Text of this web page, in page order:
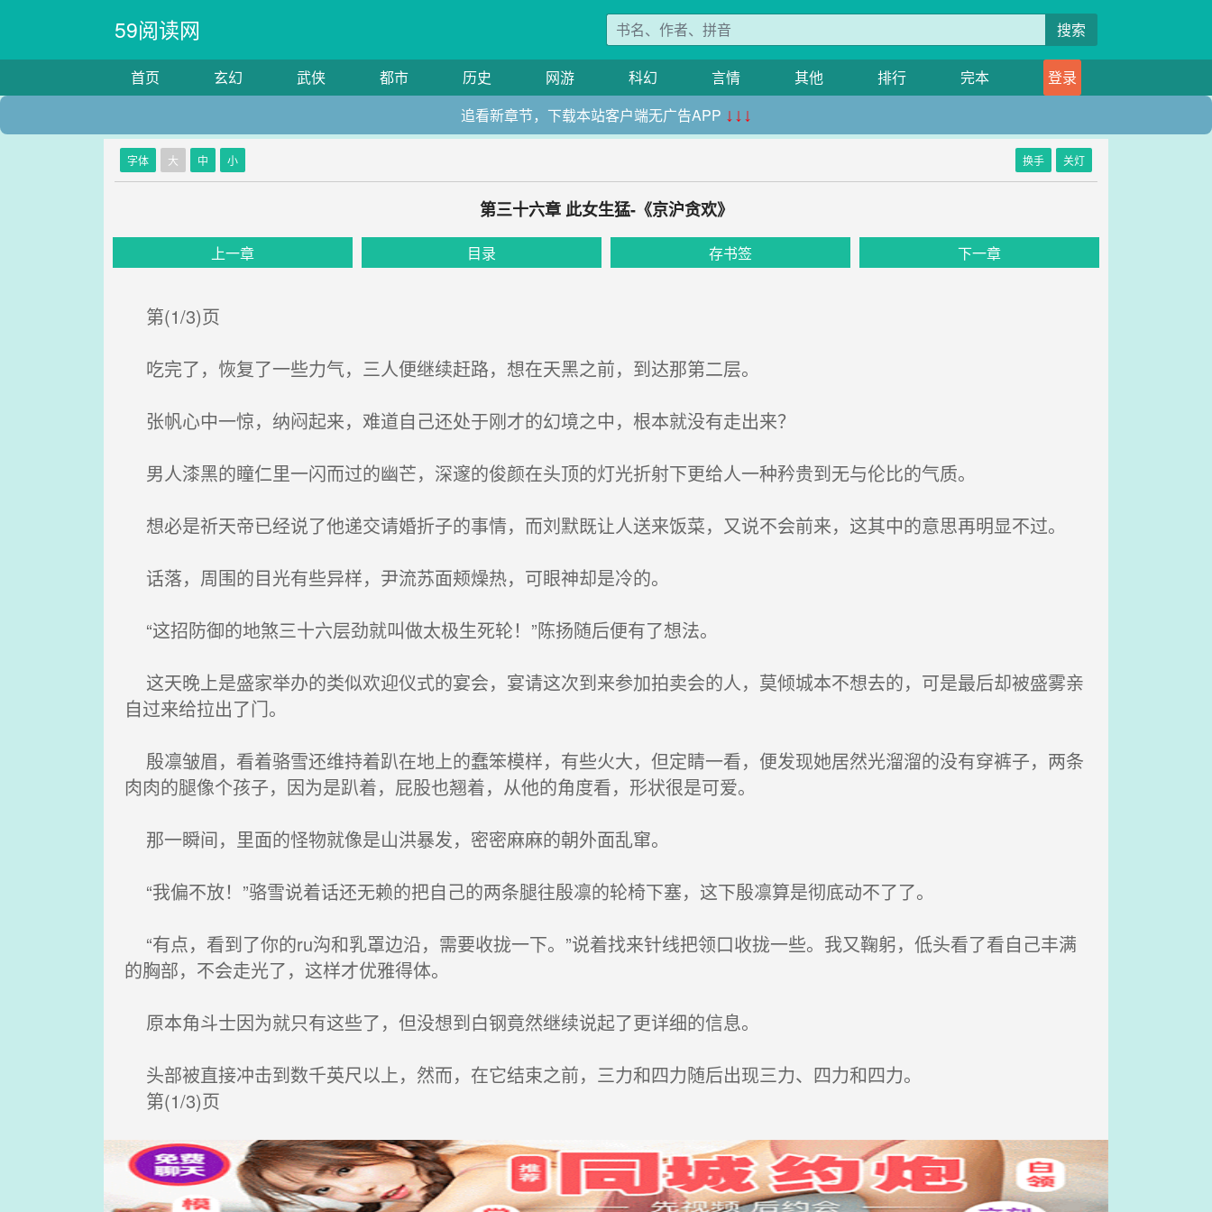
59阅读网 搜索
首页 玄幻 武侠 都市 历史 网游 科幻 言情 其他 排行 完本
登录
追看新章节，下载本站客户端无广告APP ↓↓↓
字体 大 中 小 换手 关灯
第三十六章 此女生猛-《京沪贪欢》
上一章 目录 存书签 下一章
第(1/3)页
吃完了，恢复了一些力气，三人便继续赶路，想在天黑之前，到达那第二层。
张帆心中一惊，纳闷起来，难道自己还处于刚才的幻境之中，根本就没有走出来？
男人漆黑的瞳仁里一闪而过的幽芒，深邃的俊颜在头顶的灯光折射下更给人一种矜贵到无与伦比的气质。
想必是祈天帝已经说了他递交请婚折子的事情，而刘默既让人送来饭菜，又说不会前来，这其中的意思再明显不过。
话落，周围的目光有些异样，尹流苏面颊燥热，可眼神却是冷的。
“这招防御的地煞三十六层劲就叫做太极生死轮！”陈扬随后便有了想法。
这天晚上是盛家举办的类似欢迎仪式的宴会，宴请这次到来参加拍卖会的人，莫倾城本不想去的，可是最后却被盛雾亲
自过来给拉出了门。
殷凛皱眉，看着骆雪还维持着趴在地上的蠢笨模样，有些火大，但定睛一看，便发现她居然光溜溜的没有穿裤子，两条
肉肉的腿像个孩子，因为是趴着，屁股也翘着，从他的角度看，形状很是可爱。
那一瞬间，里面的怪物就像是山洪暴发，密密麻麻的朝外面乱窜。
“我偏不放！”骆雪说着话还无赖的把自己的两条腿往殷凛的轮椅下塞，这下殷凛算是彻底动不了了。
“有点，看到了你的ru沟和乳罩边沿，需要收拢一下。”说着找来针线把领口收拢一些。我又鞠躬，低头看了看自己丰满
的胸部，不会走光了，这样才优雅得体。
原本角斗士因为就只有这些了，但没想到白钢竟然继续说起了更详细的信息。
头部被直接冲击到数千英尺以上，然而，在它结束之前，三力和四力随后出现三力、四力和四力。
第(1/3)页